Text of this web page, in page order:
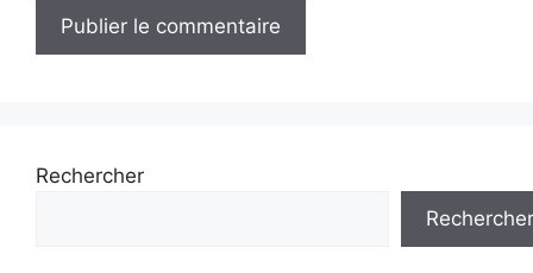
Rechercher
Rechercher